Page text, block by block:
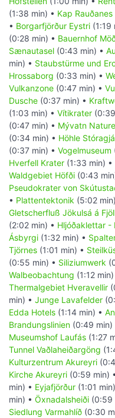
(1:38 min) • Kap Rauðanes
• Borgarfjörður Eystri (1:19
(0:28 min) • Bauernhof
Sænautasel (0:43 min) •
min) • Staubstürme und
Hrossaborg (0:33 min) •
Vulkanzone (0:47 min) •
Dusche (0:37 min) •
(1:03 min) • Vítikrater
(0:47 min) • Mývatn
(0:34 min) • Höhle Stóragjá
(0:37 min) • Vogelmuseum
Hverfell Krater (1:33 min) •
Waldgebiet Höfði (0:43
Pseudokrater von
• Plattentektonik (5:02
Gletscherfluß Jökulsá á
(2:02 min) • Hljóðaklettar -
Ásbyrgi (1:32 min) •
Tjörnes (1:01 min) •
(0:55 min) • Siliziumwerk
Walbeobachtung (1:12 min)
Thermalgebiet Hveravellir
min) • Junge Lavafelder
Edda Hotels (1:14 min) •
Brandungslinien (0:49 min)
Museumshof Laufás (1:27
Tunnel Vaðlaheiðargöng
Kulturzentrum Akureyri
Kirche Akureyri (0:59 min) •
min) • Eyjafjörður (1:01
min) • Öxnadalsheiði (0:59
Siedlung Varmahlíð (0:30